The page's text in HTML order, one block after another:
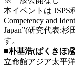
本イベントは JSPS
Competency and
Japan”(研究代表:
す。
■朴基浩(ぱくきほ)
立命館アジア太平